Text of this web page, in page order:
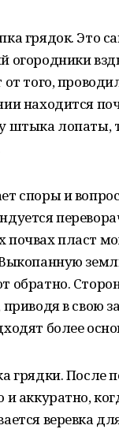
грядок. Это
огородники
от того,
находится
штыка лопаты,
споры и
пласт
обратно.
приводя в свою
более
грядки. После
и аккуратно,
веревка